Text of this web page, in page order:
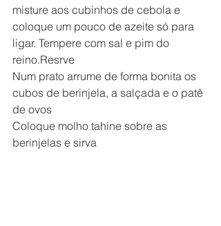
misture aos cubinhos de cebola e
coloque um pouco de azeite só para
ligar. Tempere com sal e pim do
reino.Resrve
Num prato arrume de forma bonita os
cubos de berinjela, a salçada e o patê
de ovos
Coloque molho tahine sobre as
berinjelas e sirva